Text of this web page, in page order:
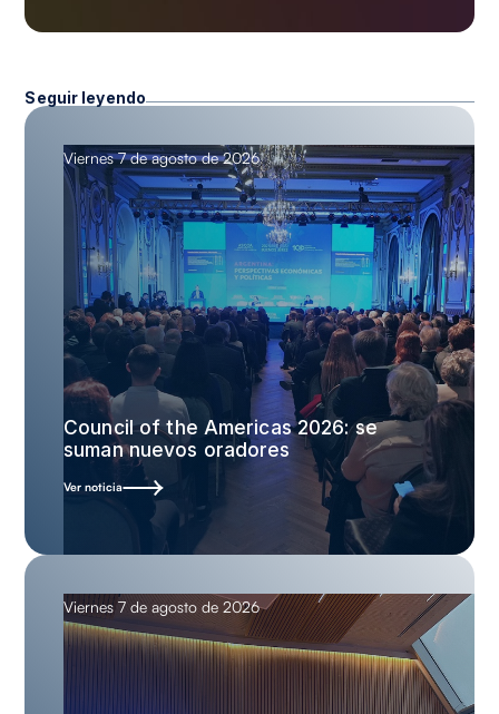
Seguir leyendo
Viernes 7 de agosto de 2026
Council of the Americas 2026: se
suman nuevos oradores
Ver noticia
Viernes 7 de agosto de 2026